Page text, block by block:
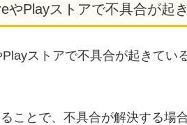
やPlayストアで不具合が起
ストアで不具合が起きてい
ことで、不具合が解決する場